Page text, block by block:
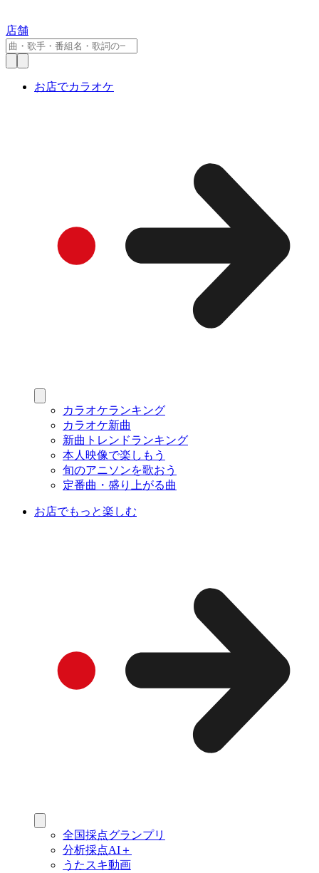
店舗
お店でカラオケ
カラオケランキング
カラオケ新曲
新曲トレンドランキング
本人映像で楽しもう
旬のアニソンを歌おう
定番曲・盛り上がる曲
お店でもっと楽しむ
全国採点グランプリ
分析採点AI＋
うたスキ動画